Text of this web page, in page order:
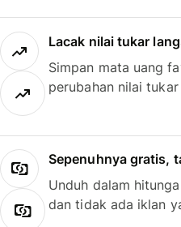
Lacak nilai tukar
Simpan mata uang
perubahan nilai
Sepenuhnya gratis,
Unduh dalam
dan tidak ada iklan